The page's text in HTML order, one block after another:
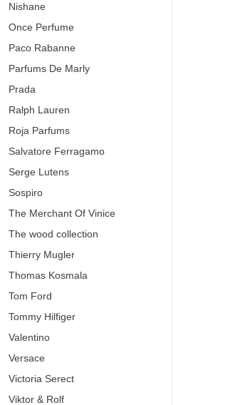
Nishane
Once Perfume
Paco Rabanne
Parfums De Marly
Prada
Ralph Lauren
Roja Parfums
Salvatore Ferragamo
Serge Lutens
Sospiro
The Merchant Of Vinice
The wood collection
Thierry Mugler
Thomas Kosmala
Tom Ford
Tommy Hilfiger
Valentino
Versace
Victoria Serect
Viktor & Rolf